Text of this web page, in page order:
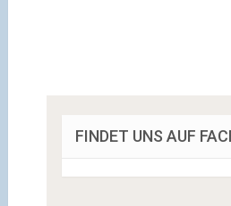
FINDET UNS AUF